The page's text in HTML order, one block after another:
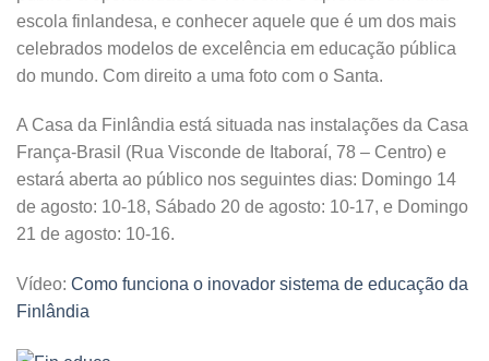
escola finlandesa, e conhecer aquele que é um dos mais
celebrados modelos de excelência em educação pública
do mundo. Com direito a uma foto com o Santa.
A Casa da Finlândia está situada nas instalações da Casa
França-Brasil (Rua Visconde de Itaboraí, 78 – Centro) e
estará aberta ao público nos seguintes dias: Domingo 14
de agosto: 10-18, Sábado 20 de agosto: 10-17, e Domingo
21 de agosto: 10-16.
Vídeo: Como funciona o inovador sistema de educação da
Finlândia